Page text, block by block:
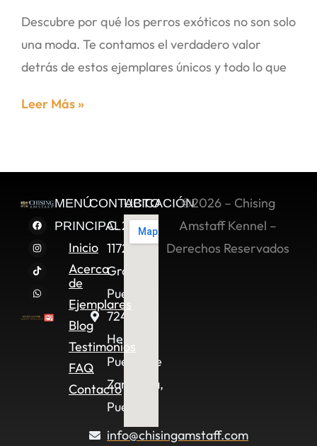
Descubre por qué los perros exóticos no son solo
una moda. Te contamos el verdadero valor
detrás de estos ejemplares únicos y todo lo que
Leer Más »
MENÚ
PRINCIPAL
Inicio
Acerca
de
Ejemplares
Blog
Testimonios
FAQ
Contacto
CONTACTO
C. 2 Sur
11722,
Granjas
Puebla,
72490
Heroica
Puebla de
Zaragoza,
Pue.
info@chisingamstaff.com
UBICACIÓN©2026 – Chising
Amstaff Kennel –
Derechos Reservados